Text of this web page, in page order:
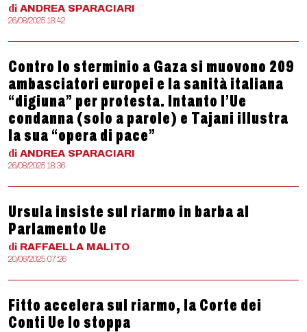
di ANDREA SPARACIARI
26/08/2025 18:42
Contro lo sterminio a Gaza si muovono 209
ambasciatori europei e la sanità italiana
“digiuna” per protesta. Intanto l’Ue
condanna (solo a parole) e Tajani illustra
la sua “opera di pace”
di ANDREA SPARACIARI
26/08/2025 18:36
Ursula insiste sul riarmo in barba al
Parlamento Ue
di RAFFAELLA MALITO
20/06/2025 07:26
Fitto accelera sul riarmo, la Corte dei
Conti Ue lo stoppa